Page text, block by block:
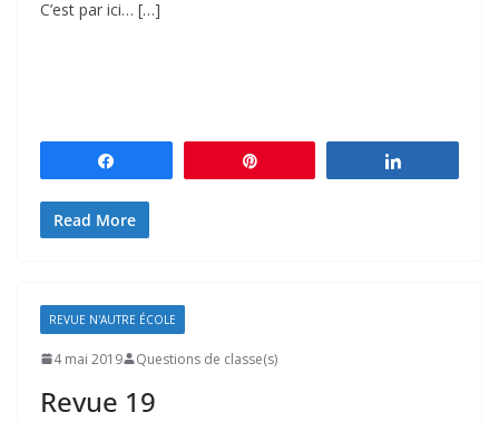
C’est par ici… […]
Read More
REVUE N'AUTRE ÉCOLE
4 mai 2019 Questions de classe(s)
Revue 19